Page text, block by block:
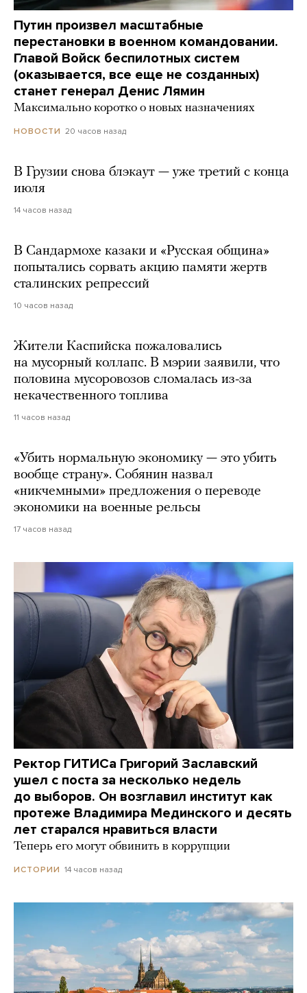
Путин произвел масштабные
перестановки в военном командовании.
Главой Войск беспилотных систем
(оказывается, все еще не созданных)
станет генерал Денис Лямин
Максимально коротко о новых назначениях
НОВОСТИ 20 часов назад
В Грузии снова блэкаут — уже третий с конца
июля
14 часов назад
В Сандармохе казаки и «Русская община»
попытались сорвать акцию памяти жертв
сталинских репрессий
10 часов назад
Жители Каспийска пожаловались
на мусорный коллапс. В мэрии заявили, что
половина мусоровозов сломалась из-за
некачественного топлива
11 часов назад
«Убить нормальную экономику — это убить
вообще страну». Собянин назвал
«никчемными» предложения о переводе
экономики на военные рельсы
17 часов назад
Ректор ГИТИСа Григорий Заславский
ушел с поста за несколько недель
до выборов. Он возглавил институт как
протеже Владимира Мединского и десять
лет старался нравиться власти
Теперь его могут обвинить в коррупции
ИСТОРИИ 14 часов назад